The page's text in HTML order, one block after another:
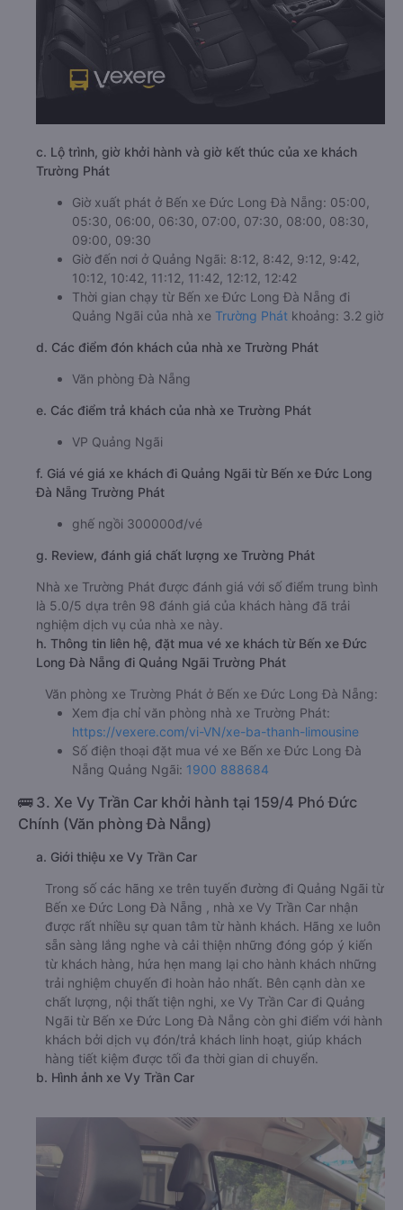
c. Lộ trình, giờ khởi hành và giờ kết thúc của xe khách
Trường Phát
Giờ xuất phát ở Bến xe Đức Long Đà Nẵng: 05:00,
05:30, 06:00, 06:30, 07:00, 07:30, 08:00, 08:30,
09:00, 09:30
Giờ đến nơi ở Quảng Ngãi: 8:12, 8:42, 9:12, 9:42,
10:12, 10:42, 11:12, 11:42, 12:12, 12:42
Thời gian chạy từ Bến xe Đức Long Đà Nẵng đi
Quảng Ngãi của nhà xe Trường Phát khoảng: 3.2 giờ
d. Các điểm đón khách của nhà xe Trường Phát
Văn phòng Đà Nẵng
e. Các điểm trả khách của nhà xe Trường Phát
VP Quảng Ngãi
f. Giá vé giá xe khách đi Quảng Ngãi từ Bến xe Đức Long
Đà Nẵng Trường Phát
ghế ngồi 300000đ/vé
g. Review, đánh giá chất lượng xe Trường Phát
Nhà xe Trường Phát được đánh giá với số điểm trung bình
là 5.0/5 dựa trên 98 đánh giá của khách hàng đã trải
nghiệm dịch vụ của nhà xe này.
h. Thông tin liên hệ, đặt mua vé xe khách từ Bến xe Đức
Long Đà Nẵng đi Quảng Ngãi Trường Phát
Văn phòng xe Trường Phát ở Bến xe Đức Long Đà Nẵng:
Xem địa chỉ văn phòng nhà xe Trường Phát:
https://vexere.com/vi-VN/xe-ba-thanh-limousine
Số điện thoại đặt mua vé xe Bến xe Đức Long Đà
Nẵng Quảng Ngãi: 1900 888684
🚌 3. Xe Vy Trần Car khởi hành tại 159/4 Phó Đức
Chính (Văn phòng Đà Nẵng)
a. Giới thiệu xe Vy Trần Car
Trong số các hãng xe trên tuyến đường đi Quảng Ngãi từ
Bến xe Đức Long Đà Nẵng , nhà xe Vy Trần Car nhận
được rất nhiều sự quan tâm từ hành khách. Hãng xe luôn
sẵn sàng lắng nghe và cải thiện những đóng góp ý kiến
từ khách hàng, hứa hẹn mang lại cho hành khách những
trải nghiệm chuyến đi hoàn hảo nhất. Bên cạnh dàn xe
chất lượng, nội thất tiện nghi, xe Vy Trần Car đi Quảng
Ngãi từ Bến xe Đức Long Đà Nẵng còn ghi điểm với hành
khách bởi dịch vụ đón/trả khách linh hoạt, giúp khách
hàng tiết kiệm được tối đa thời gian di chuyển.
b. Hình ảnh xe Vy Trần Car